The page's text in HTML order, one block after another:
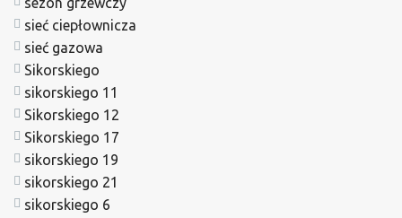
sieć ciepłownicza
sieć gazowa
Sikorskiego
sikorskiego 11
Sikorskiego 12
Sikorskiego 17
sikorskiego 19
sikorskiego 21
sikorskiego 6